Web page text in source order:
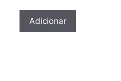
Adicionar